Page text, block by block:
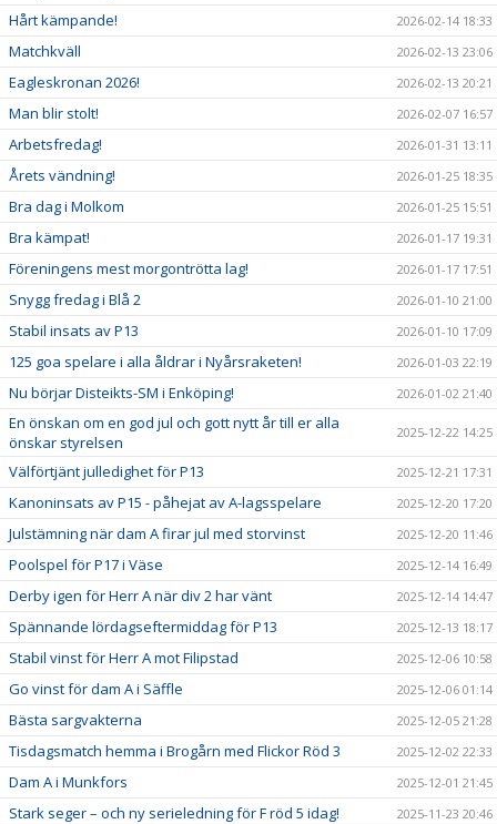
Hårt kämpande! 2026-02-14 18:33
Matchkväll 2026-02-13 23:06
Eagleskronan 2026! 2026-02-13 20:21
Man blir stolt! 2026-02-07 16:57
Arbetsfredag! 2026-01-31 13:11
Årets vändning! 2026-01-25 18:35
Bra dag i Molkom 2026-01-25 15:51
Bra kämpat! 2026-01-17 19:31
Föreningens mest morgontrötta lag! 2026-01-17 17:51
Snygg fredag i Blå 2 2026-01-10 21:00
Stabil insats av P13 2026-01-10 17:09
125 goa spelare i alla åldrar i Nyårsraketen! 2026-01-03 22:19
Nu börjar Disteikts-SM i Enköping! 2026-01-02 21:40
En önskan om en god jul och gott nytt år till er alla
önskar styrelsen
2025-12-22 14:25
Välförtjänt julledighet för P13 2025-12-21 17:31
Kanoninsats av P15 - påhejat av A-lagsspelare 2025-12-20 17:20
Julstämning när dam A firar jul med storvinst 2025-12-20 11:46
Poolspel för P17 i Väse 2025-12-14 16:49
Derby igen för Herr A när div 2 har vänt 2025-12-14 14:47
Spännande lördagseftermiddag för P13 2025-12-13 18:17
Stabil vinst för Herr A mot Filipstad 2025-12-06 10:58
Go vinst för dam A i Säffle 2025-12-06 01:14
Bästa sargvakterna 2025-12-05 21:28
Tisdagsmatch hemma i Brogårn med Flickor Röd 3 2025-12-02 22:33
Dam A i Munkfors 2025-12-01 21:45
Stark seger – och ny serieledning för F röd 5 idag! 2025-11-23 20:46